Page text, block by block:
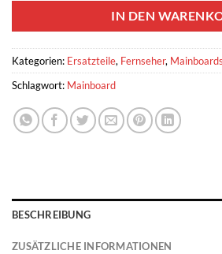
IN DEN
Kategorien: Ersatzteile, Fernseher, Mainboards
Schlagwort: Mainboard
BESCHREIBUNG
ZUSÄTZLICHE INFORMATIONEN